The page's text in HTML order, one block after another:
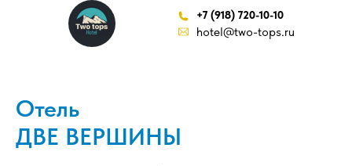
hotel@two-tops.ru
+7 (918) 720-10-10
Отель
ДВЕ ВЕРШИНЫ